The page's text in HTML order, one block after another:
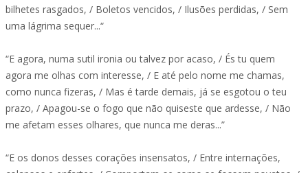
bilhetes rasgados, / Boletos vencidos, / Ilusões perdidas, / Sem
uma lágrima sequer...“
“E agora, numa sutil ironia ou talvez por acaso, / És tu quem
agora me olhas com interesse, / E até pelo nome me chamas,
como nunca fizeras, / Mas é tarde demais, já se esgotou o teu
prazo, / Apagou-se o fogo que não quiseste que ardesse, / Não
me afetam esses olhares, que nunca me deras...”
“E os donos desses corações insensatos, / Entre internações,